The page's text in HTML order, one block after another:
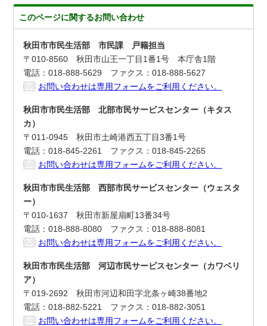
このページに関するお問い合わせ
秋田市市民生活部 市民課 戸籍担当
〒010-8560 秋田市山王一丁目1番1号 本庁舎1階
電話：018-888-5629 ファクス：018-888-5627
お問い合わせは専用フォームをご利用ください。
秋田市市民生活部 北部市民サービスセンター（キタス
カ）
〒011-0945 秋田市土崎港西五丁目3番1号
電話：018-845-2261 ファクス：018-845-2265
お問い合わせは専用フォームをご利用ください。
秋田市市民生活部 西部市民サービスセンター（ウェスタ
ー）
〒010-1637 秋田市新屋扇町13番34号
電話：018-888-8080 ファクス：018-888-8081
お問い合わせは専用フォームをご利用ください。
秋田市市民生活部 河辺市民サービスセンター（カワベリ
ア）
〒019-2692 秋田市河辺和田字北条ヶ崎38番地2
電話：018-882-5221 ファクス：018-882-3051
お問い合わせは専用フォームをご利用ください。